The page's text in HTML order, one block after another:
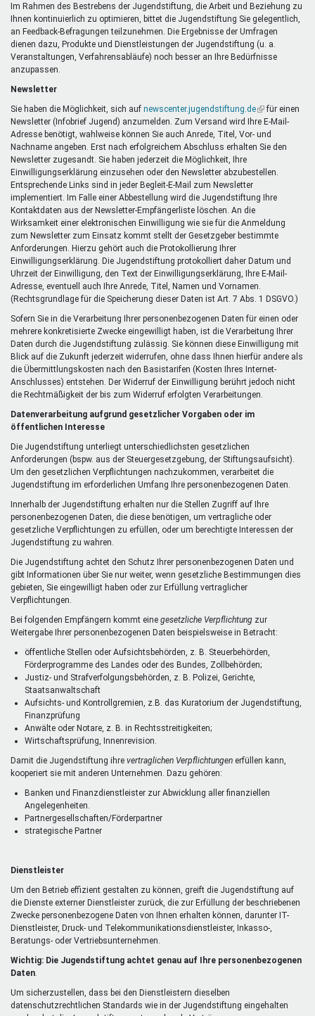
Im Rahmen des Bestrebens der Jugendstiftung, die Arbeit und Beziehung zu
Ihnen kontinuierlich zu optimieren, bittet die Jugendstiftung Sie gelegentlich,
an Feedback-Befragungen teilzunehmen. Die Ergebnisse der Umfragen
dienen dazu, Produkte und Dienstleistungen der Jugendstiftung (u. a.
Veranstaltungen, Verfahrensabläufe) noch besser an Ihre Bedürfnisse
anzupassen.
Newsletter
Sie haben die Möglichkeit, sich auf newscenter.jugendstiftung.de(Link
ist
extern)
für einen
Newsletter (Infobrief Jugend) anzumelden. Zum Versand wird Ihre E-Mail-
Adresse benötigt, wahlweise können Sie auch Anrede, Titel, Vor- und
Nachname angeben. Erst nach erfolgreichem Abschluss erhalten Sie den
Newsletter zugesandt. Sie haben jederzeit die Möglichkeit, Ihre
Einwilligungserklärung einzusehen oder den Newsletter abzubestellen.
Entsprechende Links sind in jeder Begleit-E-Mail zum Newsletter
implementiert. Im Falle einer Abbestellung wird die Jugendstiftung Ihre
Kontaktdaten aus der Newsletter-Empfängerliste löschen. An die
Wirksamkeit einer elektronischen Einwilligung wie sie für die Anmeldung
zum Newsletter zum Einsatz kommt stellt der Gesetzgeber bestimmte
Anforderungen. Hierzu gehört auch die Protokollierung Ihrer
Einwilligungserklärung. Die Jugendstiftung protokolliert daher Datum und
Uhrzeit der Einwilligung, den Text der Einwilligungserklärung, Ihre E-Mail-
Adresse, eventuell auch Ihre Anrede, Titel, Namen und Vornamen.
(Rechtsgrundlage für die Speicherung dieser Daten ist Art. 7 Abs. 1 DSGVO.)
Sofern Sie in die Verarbeitung Ihrer personenbezogenen Daten für einen oder
mehrere konkretisierte Zwecke eingewilligt haben, ist die Verarbeitung Ihrer
Daten durch die Jugendstiftung zulässig. Sie können diese Einwilligung mit
Blick auf die Zukunft jederzeit widerrufen, ohne dass Ihnen hierfür andere als
die Übermittlungskosten nach den Basistarifen (Kosten Ihres Internet-
Anschlusses) entstehen. Der Widerruf der Einwilligung berührt jedoch nicht
die Rechtmäßigkeit der bis zum Widerruf erfolgten Verarbeitungen.
Datenverarbeitung aufgrund gesetzlicher Vorgaben oder im
öffentlichen Interesse
Die Jugendstiftung unterliegt unterschiedlichsten gesetzlichen
Anforderungen (bspw. aus der Steuergesetzgebung, der Stiftungsaufsicht).
Um den gesetzlichen Verpflichtungen nachzukommen, verarbeitet die
Jugendstiftung im erforderlichen Umfang Ihre personenbezogenen Daten.
Innerhalb der Jugendstiftung erhalten nur die Stellen Zugriff auf Ihre
personenbezogenen Daten, die diese benötigen, um vertragliche oder
gesetzliche Verpflichtungen zu erfüllen, oder um berechtigte Interessen der
Jugendstiftung zu wahren.
Die Jugendstiftung achtet den Schutz Ihrer personenbezogenen Daten und
gibt Informationen über Sie nur weiter, wenn gesetzliche Bestimmungen dies
gebieten, Sie eingewilligt haben oder zur Erfüllung vertraglicher
Verpflichtungen.
Bei folgenden Empfängern kommt eine gesetzliche Verpflichtung zur
Weitergabe Ihrer personenbezogenen Daten beispielsweise in Betracht:
öffentliche Stellen oder Aufsichtsbehörden, z. B. Steuerbehörden,
Förderprogramme des Landes oder des Bundes, Zollbehörden;
Justiz- und Strafverfolgungsbehörden, z. B. Polizei, Gerichte,
Staatsanwaltschaft
Aufsichts- und Kontrollgremien, z.B. das Kuratorium der Jugendstiftung,
Finanzprüfung
Anwälte oder Notare, z. B. in Rechtsstreitigkeiten;
Wirtschaftsprüfung, Innenrevision.
Damit die Jugendstiftung ihre vertraglichen Verpflichtungen erfüllen kann,
kooperiert sie mit anderen Unternehmen. Dazu gehören:
Banken und Finanzdienstleister zur Abwicklung aller finanziellen
Angelegenheiten.
Partnergesellschaften/Förderpartner
strategische Partner
Dienstleister
Um den Betrieb effizient gestalten zu können, greift die Jugendstiftung auf
die Dienste externer Dienstleister zurück, die zur Erfüllung der beschriebenen
Zwecke personenbezogene Daten von Ihnen erhalten können, darunter IT-
Dienstleister, Druck- und Telekommunikationsdienstleister, Inkasso-,
Beratungs- oder Vertriebsunternehmen.
Wichtig: Die Jugendstiftung achtet genau auf Ihre personenbezogenen
Daten
Um sicherzustellen, dass bei den Dienstleistern dieselben
datenschutzrechtlichen Standards wie in der Jugendstiftung eingehalten